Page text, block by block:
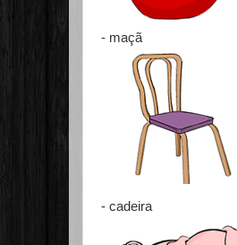
- maçã
- cadeira